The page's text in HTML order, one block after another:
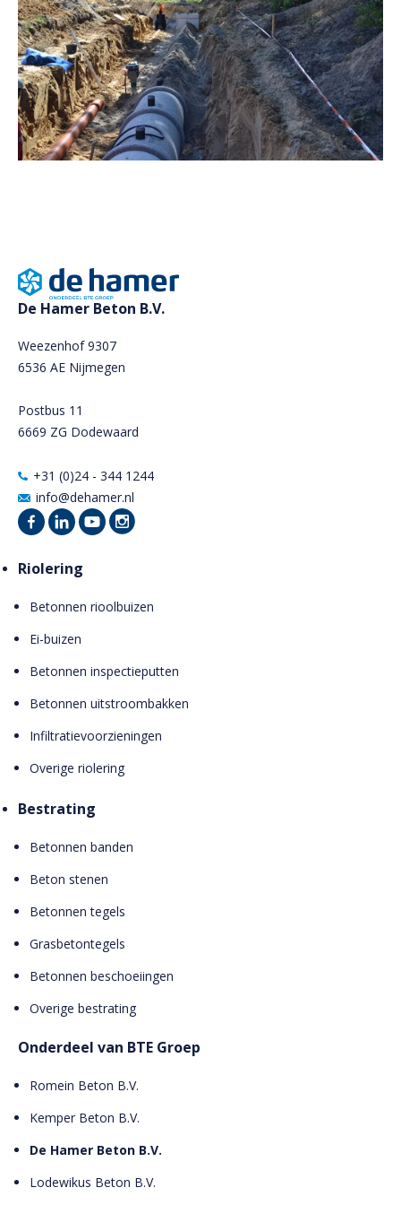
De Hamer Beton B.V.
Weezenhof 9307
6536 AE Nijmegen
Postbus 11
6669 ZG Dodewaard
+31 (0)24 - 344 1244
info@dehamer.nl
Riolering
Betonnen rioolbuizen
Ei-buizen
Betonnen inspectieputten
Betonnen uitstroombakken
Infiltratievoorzieningen
Overige riolering
Bestrating
Betonnen banden
Beton stenen
Betonnen tegels
Grasbetontegels
Betonnen beschoeiingen
Overige bestrating
Onderdeel van BTE Groep
Romein Beton B.V.
Kemper Beton B.V.
De Hamer Beton B.V.
Lodewikus Beton B.V.